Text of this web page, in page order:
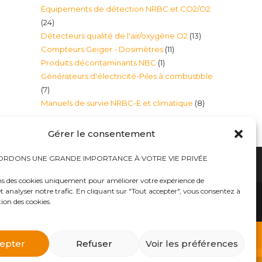
Gérer le consentement
UNE GRANDE IMPORTANCE À VOTRE VIE PRIVÉE
des cookies uniquement pour améliorer votre expérience de
analyser notre trafic. En cliquant sur "Tout accepter", vous consentez à
des cookies.
Refuser Voir les préférences
NRBC (masques à gaz, combinaison et
etc..») dans notre E-BOUTIQUE NRBC-E.
produits
Équipements de détection NRBC et CO2/O2
2424
produits
Détecteurs qualité de l'air/oxygène O2 1313
Compteurs Geiger - Dosimètres 1111
Produits décontaminants NBC 11
produit
Générateurs d'électricité-Piles à combustible
77
produits
Manuels de survie NRBC-E et climatique 88
Bureaux tables bunkers NRBC-E
médicales
électromagnétique
Masques à gaz
Équipements accessoires Militaires Police Sécurité
de protection NBC Personnelle
et Alpiniste
Traitement d’eau – Purificateurs eau et filtres
Générateurs d’électricité-Piles à combustible